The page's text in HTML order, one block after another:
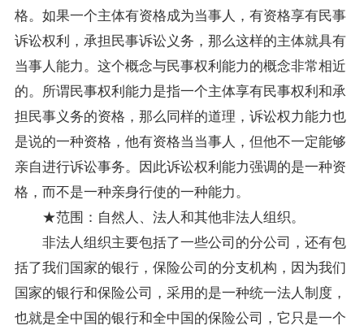
格。如果一个主体有资格成为当事人，有资格享有民事
诉讼权利，承担民事诉讼义务，那么这样的主体就具有
当事人能力。这个概念与民事权利能力的概念非常相近
的。所谓民事权利能力是指一个主体享有民事权利和承
担民事义务的资格，那么同样的道理，诉讼权力能力也
是说的一种资格，他有资格当当事人，但他不一定能够
亲自进行诉讼事务。因此诉讼权利能力强调的是一种资
格，而不是一种亲身行使的一种能力。
★范围：自然人、法人和其他非法人组织。
非法人组织主要包括了一些公司的分公司，还有包
括了我们国家的银行，保险公司的分支机构，因为我们
国家的银行和保险公司，采用的是一种统一法人制度，
也就是全中国的银行和全中国的保险公司，它只是一个